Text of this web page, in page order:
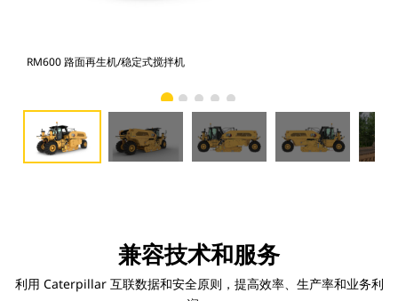
RM600 路面再生机/稳定式搅拌机
兼容技术和服务
利用 Caterpillar 互联数据和安全原则，提高效率、生产率和业务利